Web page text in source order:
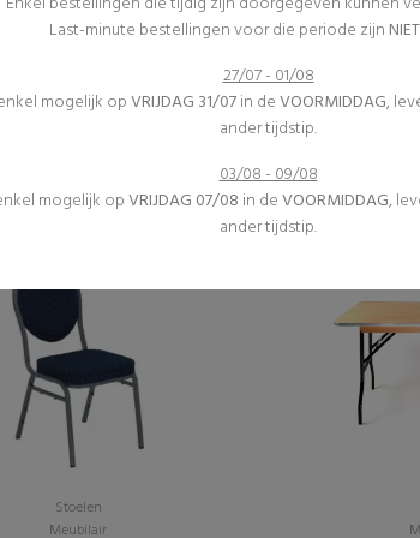
Diverse
Inrichting
€6,30 excl. btw
Stoelen
Meubilair
Last-minute bestellingen voor die periode zijn NIET
27/07 - 01/08
mogelijk opVRIJDAG 31/07in deVOORMIDDAG,
ander tijdstip.
03/08 - 09/08
mogelijk opVRIJDAG 07/08 in deVOORMIDDAG,
ander tijdstip.